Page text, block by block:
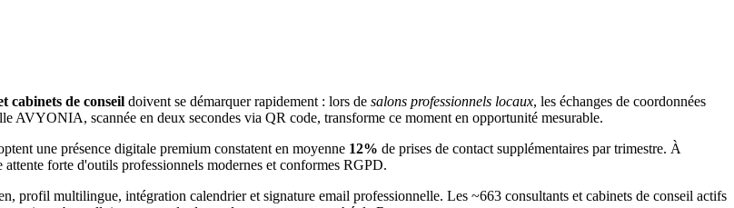
cabinets de conseil doivent se démarquer rapidement : lors de salons professionnels locaux, les échanges de coordonnées
AVYONIA, scannée en deux secondes via QR code, transforme ce moment en opportunité mesurable.
une présence digitale premium constatent en moyenne 12% de prises de contact supplémentaires par trimestre. À
attente forte d'outils professionnels modernes et conformes RGPD.
profil multilingue, intégration calendrier et signature email professionnelle. Les ~663 consultants et cabinets de conseil actifs